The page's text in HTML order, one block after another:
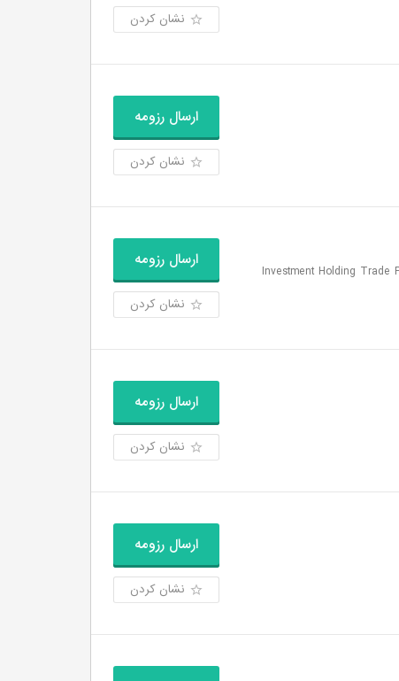
نشان کردن
ارسال رزومه
نشان کردن
ارسال رزومه
نشان کردن
ارسال رزومه
نشان کردن
ارسال رزومه
نشان کردن